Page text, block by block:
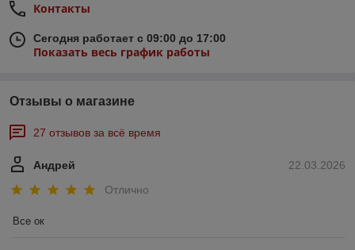
Контакты
Сегодня работает с 09:00 до 17:00
Показать весь график работы
Отзывы о магазине
27 отзывов за всё время
22.03.2026
Андрей
Отлично
Все ок